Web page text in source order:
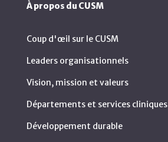
À propos du CUSM
Coup d'œil sur le CUSM
Leaders organisationnels
Vision, mission et valeurs
Départements et services cliniques
Développement durable